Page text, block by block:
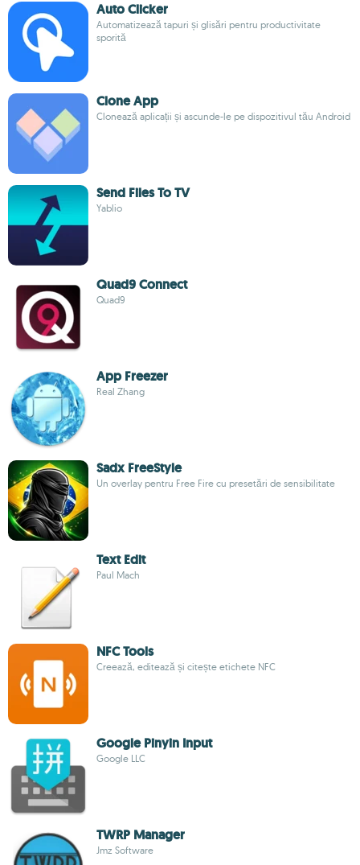
Auto Clicker
Automatizează tapuri și glisări pentru productivitate
sporită
Clone App
Clonează aplicații și ascunde-le pe dispozitivul tău Android
Send Files To TV
Yablio
Quad9 Connect
Quad9
App Freezer
Real Zhang
Sadx FreeStyle
Un overlay pentru Free Fire cu presetări de sensibilitate
Text Edit
Paul Mach
NFC Tools
Creează, editează și citește etichete NFC
Google Pinyin Input
Google LLC
TWRP Manager
Jmz Software